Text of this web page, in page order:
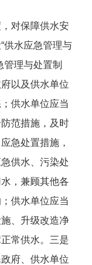
对保障供水安
供水应急管理与
管理与处置制
以及供水单位
供水单位应当
范措施，及时
急处置措施，
供水、污染处
，兼顾其他各
供水单位应当
、升级改造净
常供水。三是
府、供水单位